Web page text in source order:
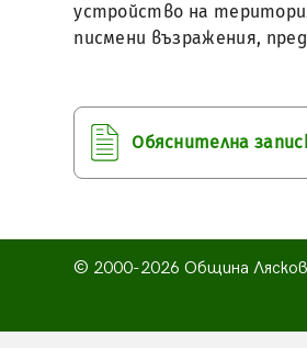
устройство на
писмени възражения,
Обяснителна
© 2000-2026 Община